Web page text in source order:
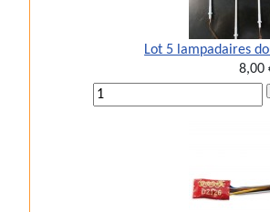
Lot 5 lampadaires
8,00